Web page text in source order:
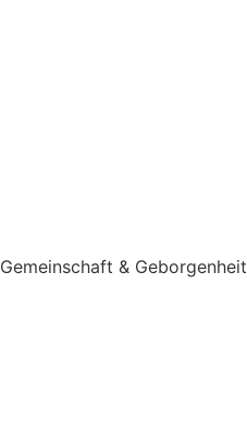
Gemeinschaft & Geborgenheit